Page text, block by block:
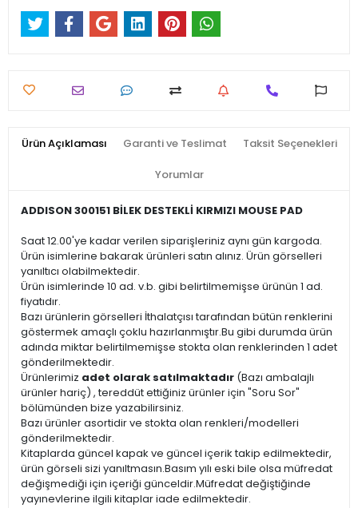
Ürün Açıklaması Garanti ve Teslimat Taksit Seçenekleri
Yorumlar
ADDISON 300151 BİLEK DESTEKLİ KIRMIZI MOUSE PAD
Saat 12.00'ye kadar verilen siparişleriniz aynı gün kargoda.
Ürün isimlerine bakarak ürünleri satın alınız. Ürün görselleri
yanıltıcı olabilmektedir.
Ürün isimlerinde 10 ad. v.b. gibi belirtilmemişse ürünün 1 ad.
fiyatıdır.
Bazı ürünlerin görselleri İthalatçısı tarafından bütün renklerini
göstermek amaçlı çoklu hazırlanmıştır.Bu gibi durumda ürün
adında miktar belirtilmemişse stokta olan renklerinden 1 adet
gönderilmektedir.
Ürünlerimiz adet olarak satılmaktadır (Bazı ambalajlı
ürünler hariç) , tereddüt ettiğiniz ürünler için "Soru Sor"
bölümünden bize yazabilirsiniz.
Bazı ürünler asortidir ve stokta olan renkleri/modelleri
gönderilmektedir.
Kitaplarda güncel kapak ve güncel içerik takip edilmektedir,
ürün görseli sizi yanıltmasın.Basım yılı eski bile olsa müfredat
değişmediği için içeriği günceldir.Müfredat değiştiğinde
yayınevlerine ilgili kitaplar iade edilmektedir.